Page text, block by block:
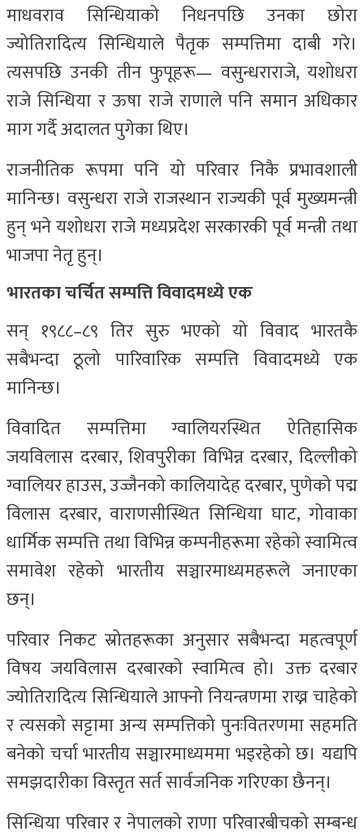
माधवराव सिन्धियाको निधनपछि उनका छोरा
ज्योतिरादित्य सिन्धियाले पैतृक सम्पत्तिमा दाबी गरे।
त्यसपछि उनकी तीन फुपूहरू— वसुन्धराराजे, यशोधरा
राजे सिन्धिया र ऊषा राजे राणाले पनि समान अधिकार
माग गर्दै अदालत पुगेका थिए।
राजनीतिक रूपमा पनि यो परिवार निकै प्रभावशाली
मानिन्छ। वसुन्धरा राजे राजस्थान राज्यकी पूर्व मुख्यमन्त्री
हुन् भने यशोधरा राजे मध्यप्रदेश सरकारकी पूर्व मन्त्री तथा
भाजपा नेतृ हुन्।
भारतका चर्चित सम्पत्ति विवादमध्ये एक
सन् १९८८–८९ तिर सुरु भएको यो विवाद भारतकै
सबैभन्दा ठूलो पारिवारिक सम्पत्ति विवादमध्ये एक
मानिन्छ।
विवादित सम्पत्तिमा ग्वालियरस्थित ऐतिहासिक
जयविलास दरबार, शिवपुरीका विभिन्न दरबार, दिल्लीको
ग्वालियर हाउस, उज्जैनको कालियादेह दरबार, पुणेको पद्म
विलास दरबार, वाराणसीस्थित सिन्धिया घाट, गोवाका
धार्मिक सम्पत्ति तथा विभिन्न कम्पनीहरूमा रहेको स्वामित्व
समावेश रहेको भारतीय सञ्चारमाध्यमहरूले जनाएका
छन्।
परिवार निकट स्रोतहरूका अनुसार सबैभन्दा महत्वपूर्ण
विषय जयविलास दरबारको स्वामित्व हो। उक्त दरबार
ज्योतिरादित्य सिन्धियाले आफ्नो नियन्त्रणमा राख्न चाहेको
र त्यसको सट्टामा अन्य सम्पत्तिको पुनःवितरणमा सहमति
बनेको चर्चा भारतीय सञ्चारमाध्यममा भइरहेको छ। यद्यपि
समझदारीका विस्तृत सर्त सार्वजनिक गरिएका छैनन्।
सिन्धिया परिवार र नेपालको राणा परिवारबीचको सम्बन्ध